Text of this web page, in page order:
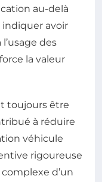
au-delà
indiquer avoir
des
la valeur
toujours être
à réduire
véhicule
rigoureuse
d’un